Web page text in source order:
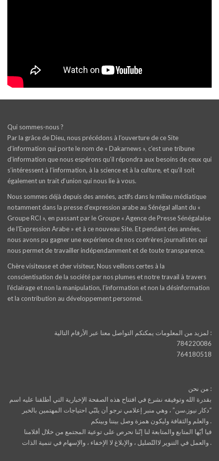
Qui sommes-nous ?
Par la grâce de Dieu, nous précédons à l’ouverture de ce Site
d’information qui porte le nom de « Dakarnews », c’est une tribune
d’information que nous espérons qu’il répondra aux besoins de ceux qui
s’intéressent à l’information, à la science et à la culture, et qu’il soit
également un trait d‘union qui nous lie à vous.
Nous sommes déjà depuis des années, actifs dans le milieu médiatique
notamment dans la presse d’expression arabe au Sénégal allant du «
Groupe RCI », en passant par le Groupe « Agence de Presse Sénégalaise
de l’Expression Arabe » et à ce nouveau Site. Et pendant des années,
nous avons pu gagner une expérience de nos confrères journalistes qui
nous permet de travailler indépendamment et de toute transparence.
Chère visiteuse et cher visiteur, Nous veillons certes à la
conscientisation de la société par nos plumes et notre travail à travers
l’éclairage et non la manipulation, l’information et non la désinformation
et la contribution au développement personnel.
لمزيد من المعلومات يمكنكم التواصل معنا عبر الأرقام التالية :
784220086
764180518
من نحن :
بقدرة الله وتوفيقه نشرع في افتتاح هذه الصفحة الإخبارية التي أطلقنا عليه اسم
“دكار نيوز.سن” ، وهي منبر إعلامي نرجو أن يلبّي احتياجات المهتمين بالخبر
والعلم والثقافة وليكون همزة وصل بيننا وبينكم .
فيا أيّها المتابع والمتابعة لنا إنّنا نحرص على توعية المجتمع من خلال أقلامنا
والعمل في التنوير لاالتّضليل ، والإبلاغ لا الإخفاء ، والإسهام في تنمية الذات .